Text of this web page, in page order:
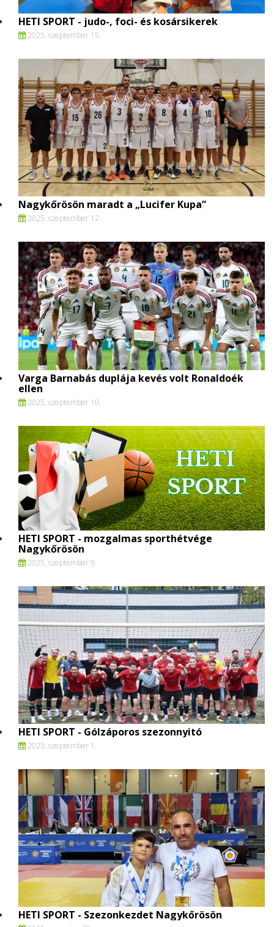
HETI SPORT - judo-, foci- és kosársikerek
2025. szeptember 15.
Nagykőrösön maradt a „Lucifer Kupa”
2025. szeptember 12.
Varga Barnabás duplája kevés volt Ronaldoék
ellen
2025. szeptember 10.
HETI SPORT - mozgalmas sporthétvége
Nagykőrösön
2025. szeptember 9.
HETI SPORT - Gólzáporos szezonnyitó
2025. szeptember 1.
HETI SPORT - Szezonkezdet Nagykőrösön